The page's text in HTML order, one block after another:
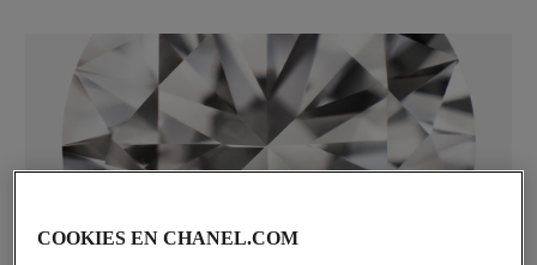
COOKIES EN CHANEL.COM